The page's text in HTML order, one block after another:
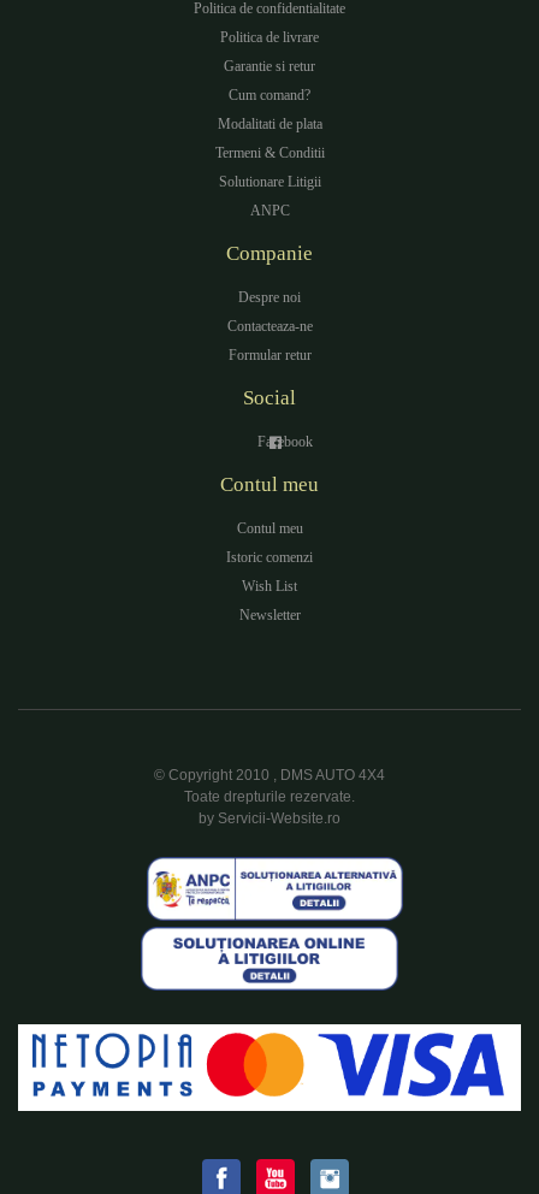
Politica de confidentialitate
Politica de livrare
Garantie si retur
Cum comand?
Modalitati de plata
Termeni & Conditii
Solutionare Litigii
ANPC
Companie
Despre noi
Contacteaza-ne
Formular retur
Social
Facebook
Contul meu
Contul meu
Istoric comenzi
Wish List
Newsletter
© Copyright 2010 , DMS AUTO 4X4
Toate drepturile rezervate.
by Servicii-Website.ro